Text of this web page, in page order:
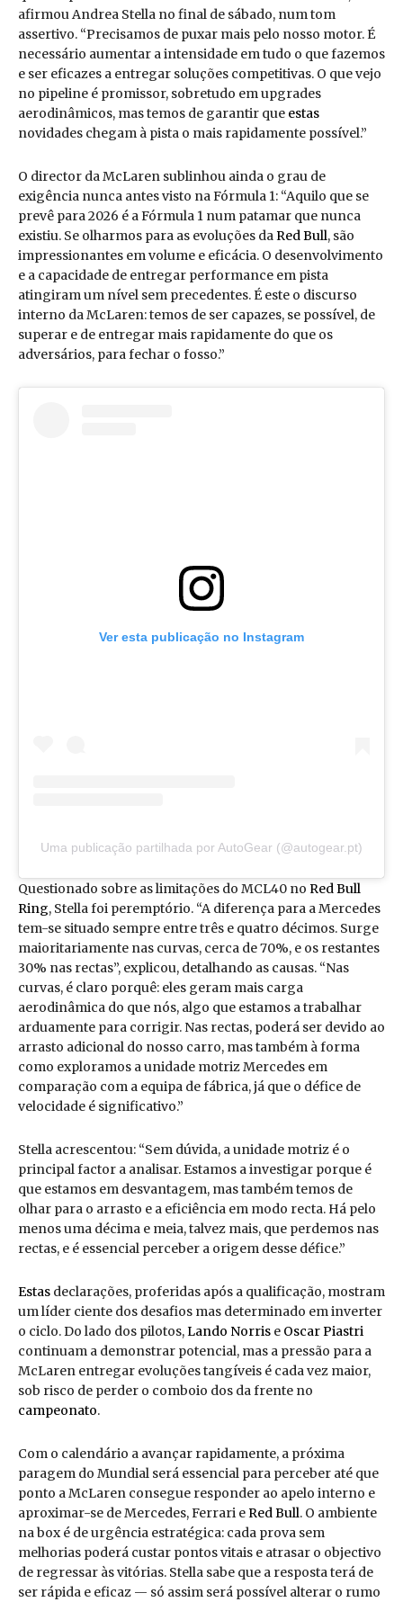
afirmou Andrea Stella no final de sábado, num tom
assertivo. “Precisamos de puxar mais pelo nosso motor. É
necessário aumentar a intensidade em tudo o que fazemos
e ser eficazes a entregar soluções competitivas. O que vejo
no pipeline é promissor, sobretudo em upgrades
aerodinâmicos, mas temos de garantir que estas
novidades chegam à pista o mais rapidamente possível.”
O director da McLaren sublinhou ainda o grau de
exigência nunca antes visto na Fórmula 1: “Aquilo que se
prevê para 2026 é a Fórmula 1 num patamar que nunca
existiu. Se olharmos para as evoluções daRed Bull, são
impressionantes em volume e eficácia. O desenvolvimento
e a capacidade de entregar performance em pista
atingiram um nível sem precedentes. É este o discurso
interno da McLaren: temos de ser capazes, se possível, de
superar e de entregar mais rapidamente do que os
adversários, para fechar o fosso.”
Ver esta publicação no Instagram
Uma publicação partilhada por AutoGear (@autogear.pt)
Questionado sobre as limitações do MCL40 no Red Bull
Ring, Stella foi peremptório. “A diferença para a Mercedes
tem-se situado sempre entre três e quatro décimos. Surge
maioritariamente nas curvas, cerca de 70%, e os restantes
30% nas rectas”, explicou, detalhando as causas. “Nas
curvas, é claro porquê: eles geram mais carga
aerodinâmica do que nós, algo que estamos a trabalhar
arduamente para corrigir. Nas rectas, poderá ser devido ao
arrasto adicional do nosso carro, mas também à forma
como exploramos a unidade motriz Mercedes em
comparação com a equipa de fábrica, já que o défice de
velocidade é significativo.”
Stella acrescentou: “Sem dúvida, a unidade motriz é o
principal factor a analisar. Estamos a investigar porque é
que estamos em desvantagem, mas também temos de
olhar para o arrasto e a eficiência em modo recta. Há pelo
menos uma décima e meia, talvez mais, que perdemos nas
rectas, e é essencial perceber a origem desse défice.”
Estas declarações, proferidas após a qualificação, mostram
um líder ciente dos desafios mas determinado em inverter
o ciclo. Do lado dos pilotos,Lando Norris e Oscar Piastri
continuam a demonstrar potencial, mas a pressão para a
McLaren entregar evoluções tangíveis é cada vez maior,
sob risco de perder o comboio dos da frente no
campeonato.
Com o calendário a avançar rapidamente, a próxima
paragem do Mundial será essencial para perceber até que
ponto a McLaren consegue responder ao apelo interno e
aproximar-se de Mercedes, Ferrari eRed Bull. O ambiente
na box é de urgência estratégica: cada prova sem
melhorias poderá custar pontos vitais e atrasar o objectivo
de regressar às vitórias. Stella sabe que a resposta terá de
ser rápida e eficaz — só assim será possível alterar o rumo